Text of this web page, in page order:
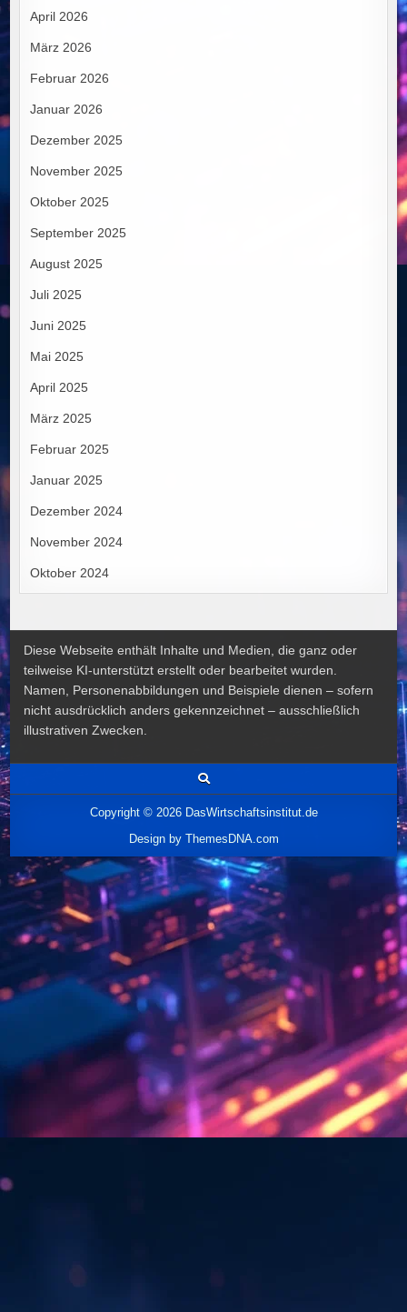
April 2026
März 2026
Februar 2026
Januar 2026
Dezember 2025
November 2025
Oktober 2025
September 2025
August 2025
Juli 2025
Juni 2025
Mai 2025
April 2025
März 2025
Februar 2025
Januar 2025
Dezember 2024
November 2024
Oktober 2024
Diese Webseite enthält Inhalte und Medien, die ganz oder
teilweise KI-unterstützt erstellt oder bearbeitet wurden.
Namen, Personenabbildungen und Beispiele dienen – sofern
nicht ausdrücklich anders gekennzeichnet – ausschließlich
illustrativen Zwecken.
Copyright © 2026 DasWirtschaftsinstitut.de
Design by ThemesDNA.com